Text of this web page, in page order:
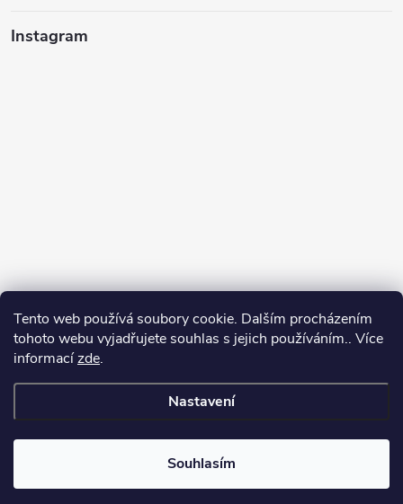
Tento web používá soubory cookie. Dalším procházením
tohoto webu vyjadřujete souhlas s jejich používáním.. Více
informacízde.
Nastavení
Souhlasím
Instagram
Sledovat na Instagramu
Copyright 2026
cookies